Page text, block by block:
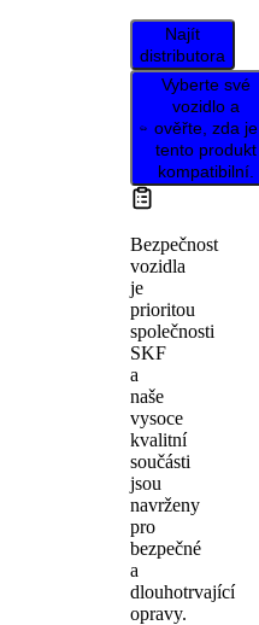
Najít
distributora
Vyberte své
vozidlo a
ověřte, zda je
tento produkt
kompatibilní.
Bezpečnost
vozidla
je
prioritou
společnosti
SKF
a
naše
vysoce
kvalitní
součásti
jsou
navrženy
pro
bezpečné
a
dlouhotrvající
opravy.